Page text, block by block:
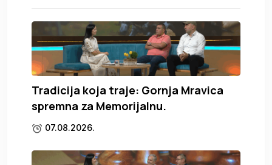
Tradicija koja traje: Gornja Mravica
spremna za Memorijalnu.
07.08.2026.